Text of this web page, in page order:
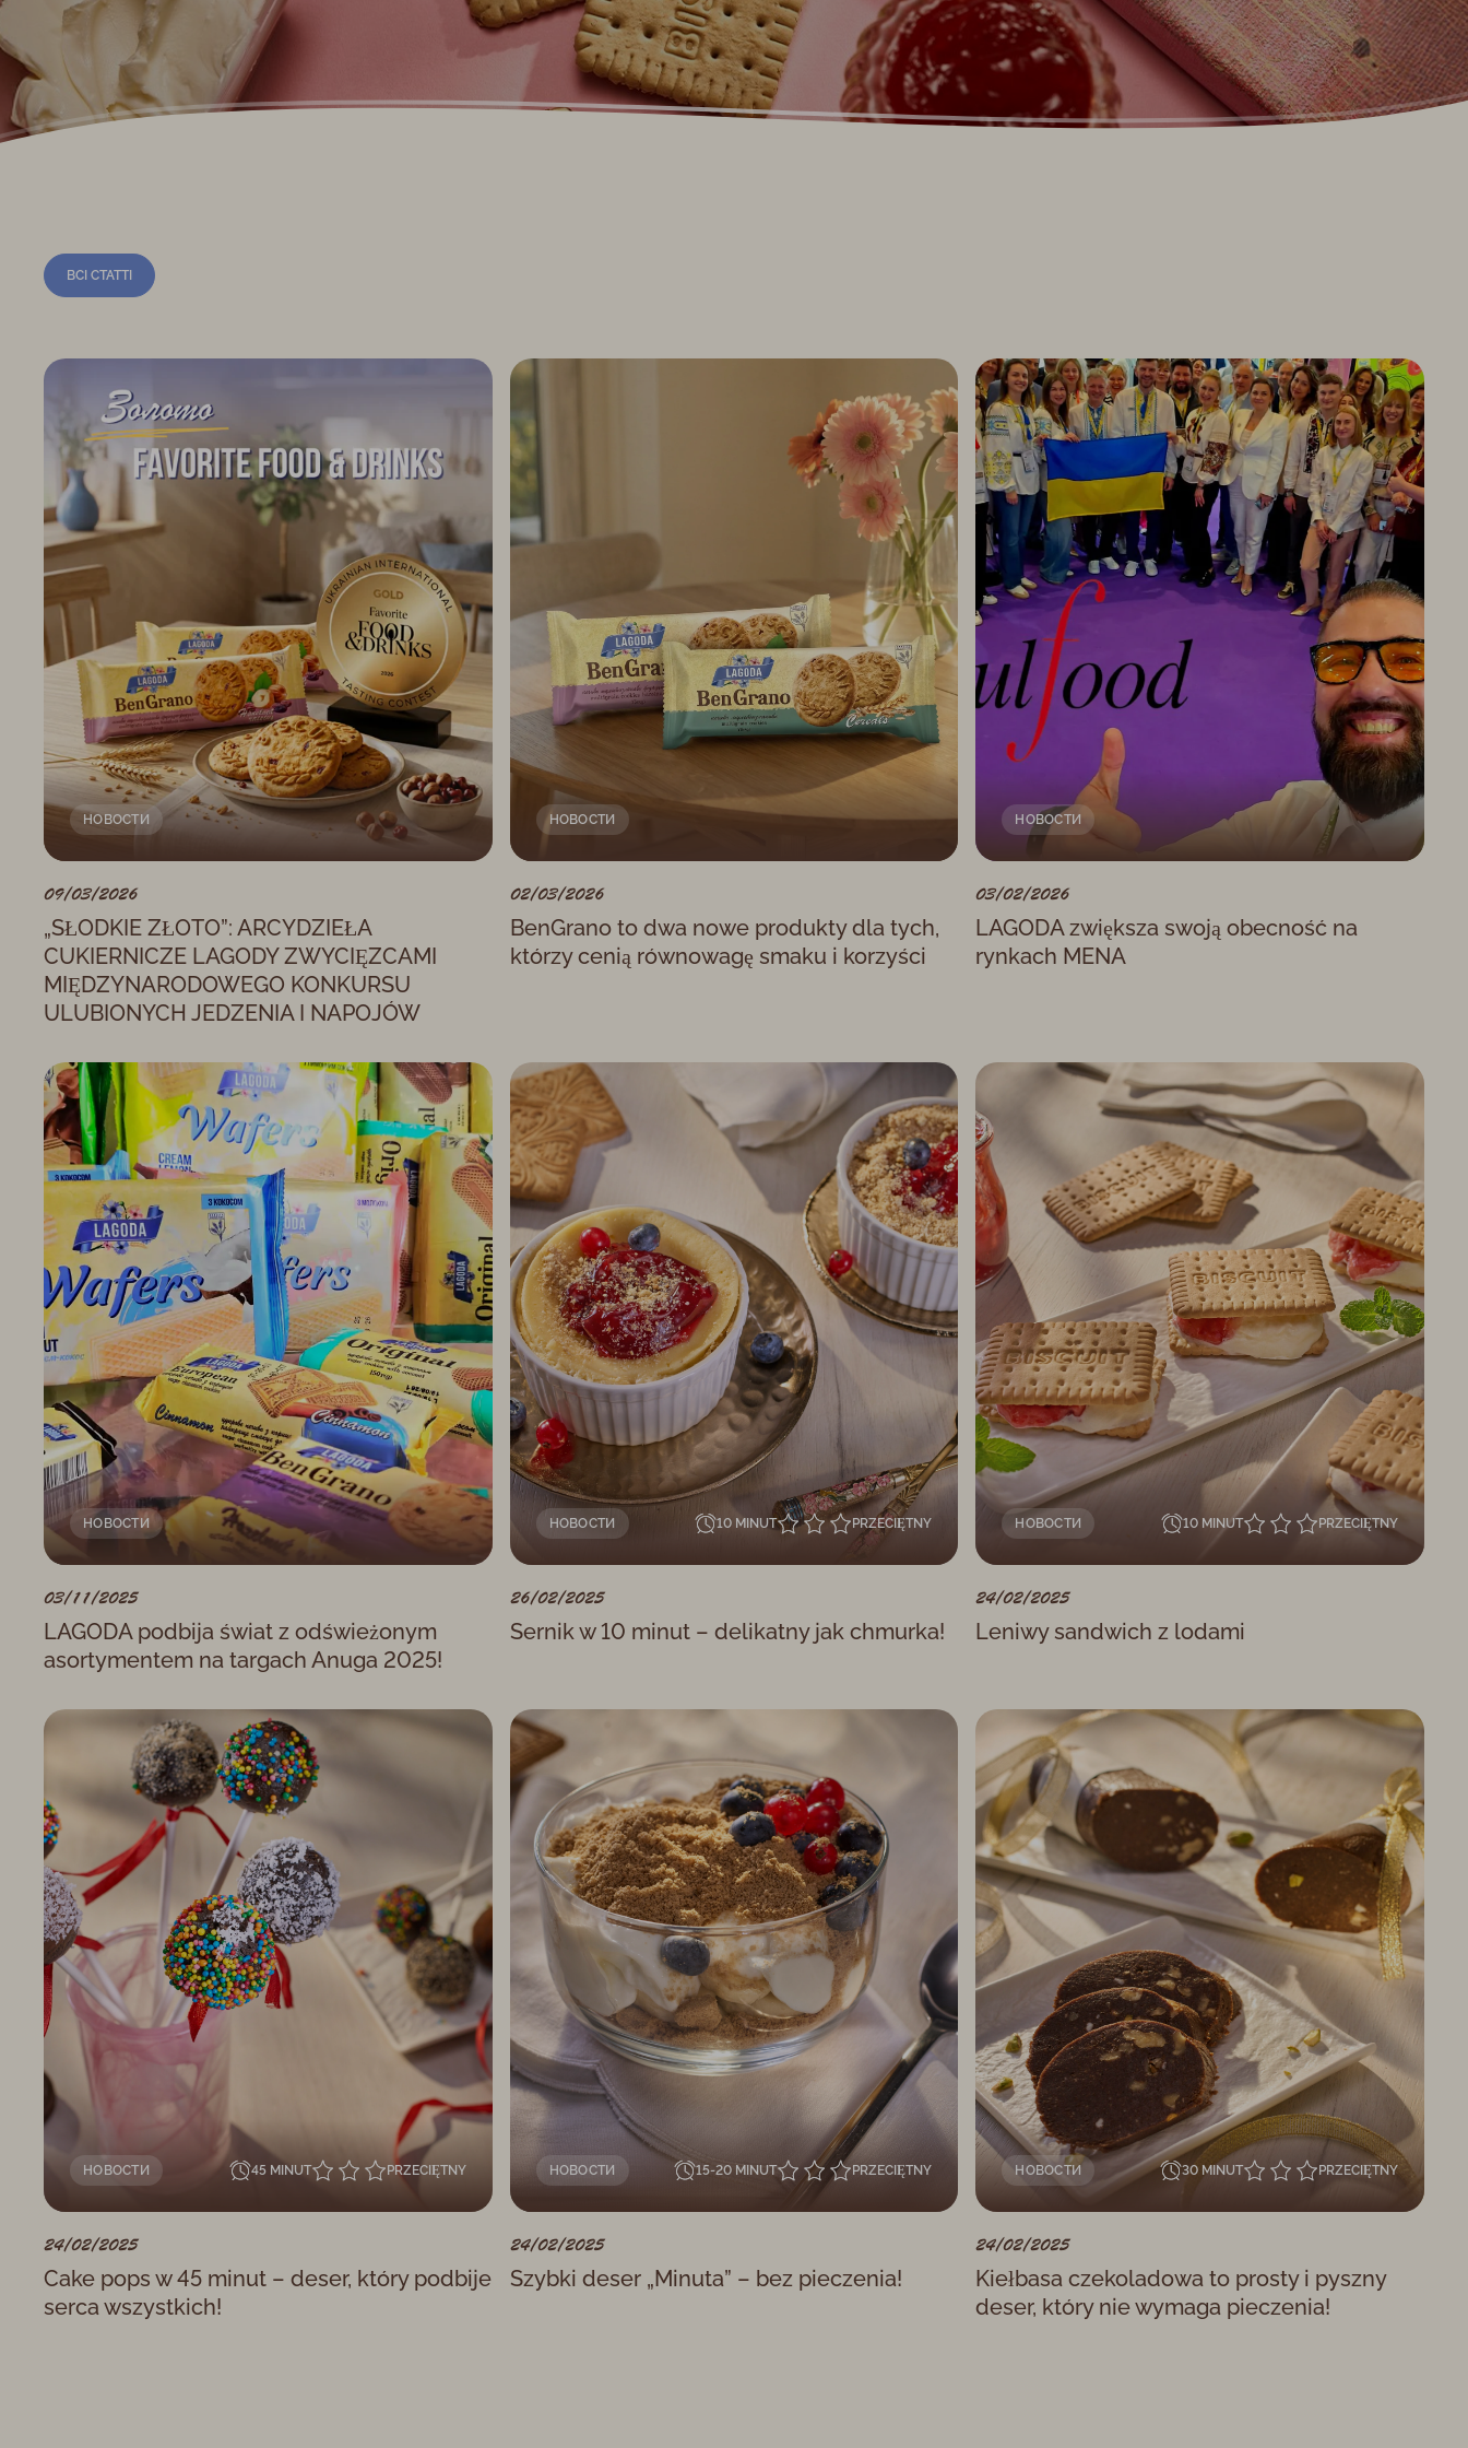
ВСІ СТАТТІ
НОВОСТИ
09/03/2026
„SŁODKIE ZŁOTO”: ARCYDZIEŁA
CUKIERNICZE LAGODY ZWYCIĘZCAMI
MIĘDZYNARODOWEGO KONKURSU
ULUBIONYCH JEDZENIA I NAPOJÓW
НОВОСТИ
02/03/2026
BenGrano to dwa nowe produkty dla tych,
którzy cenią równowagę smaku i korzyści
НОВОСТИ
03/02/2026
LAGODA zwiększa swoją obecność na
rynkach MENA
НОВОСТИ
03/11/2025
LAGODA podbija świat z odświeżonym
asortymentem na targach Anuga 2025!
НОВОСТИ 10 MINUT PRZECIĘTNY
26/02/2025
Sernik w 10 minut – delikatny jak chmurka!
НОВОСТИ 10 MINUT PRZECIĘTNY
24/02/2025
Leniwy sandwich z lodami
НОВОСТИ 45 MINUT PRZECIĘTNY
24/02/2025
Cake pops w 45 minut – deser, który podbije
serca wszystkich!
НОВОСТИ 15-20 MINUT PRZECIĘTNY
24/02/2025
Szybki deser „Minuta” – bez pieczenia!
НОВОСТИ 30 MINUT PRZECIĘTNY
24/02/2025
Kiełbasa czekoladowa to prosty i pyszny
deser, który nie wymaga pieczenia!